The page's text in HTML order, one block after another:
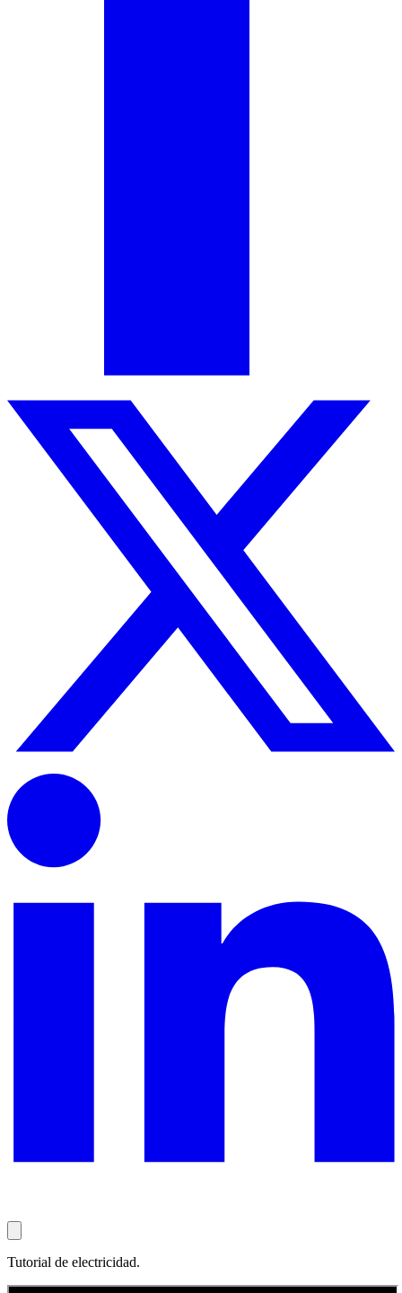
Tutorial de electricidad.